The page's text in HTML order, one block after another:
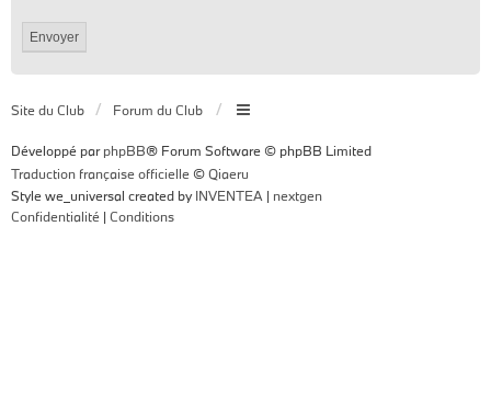
Site du Club Forum du Club
Développé parphpBB® Forum Software © phpBB Limited
Traduction française officielle ©Qiaeru
Style we_universal created byINVENTEA | nextgen
Confidentialité | Conditions